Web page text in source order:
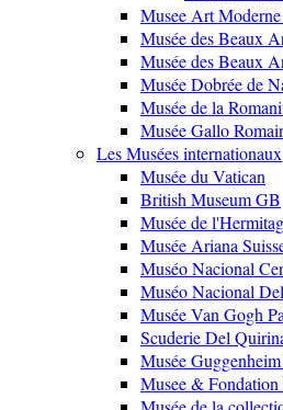
Musee Art
Musée des Beaux
Musée des Beaux
Musée Dobrée de
Musée de la
Musée Gallo
Les Musées internationaux
Musée du Vatican
British Museum GB
Musée de
Musée Ariana
Muséo Nacional
Muséo Nacional
Musée Van Gogh
Scuderie Del
Musée
Musee &